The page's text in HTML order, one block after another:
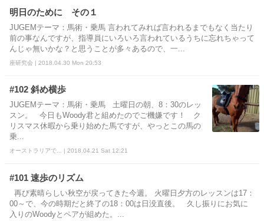
明日のために その１
JUGEMテーマ：馬術・乗馬 言われてみれば言われるまでもなく当たり
前の事なんですが、指導員にいろいろ言われているうちに忘れちゃって
んじゃ無いかな？と思うことが多々あるので、一...
座研究会 | 2018.04.30 Mon 20:53
#102 斜め横歩
JUGEMテーマ：馬術・乗馬 土曜日の朝、8：30のレッ
スン。 今日もWoody君と組めたのでご機嫌です！ ク
リスマス休暇から乗り始めた馬ですが、やっとこの馬の
乗...
オーストラリアで... | 2018.04.21 Sat 12:21
#101 速歩のリズム
再び素晴らしい秋空が戻ってきた今週。 火曜日夕方のレッスンは17：
00～で、今の時期だと終了の18：00は日没直後。 久し振りにお気に
入りのWoodyとペアが組めた。...